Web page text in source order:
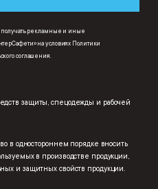
получать рекламные и иные
на условиях Политики
соглашения.
защиты, спецодежды и рабочей
в одностороннем порядке вносить
в производстве продукции,
и защитных свойств продукции.